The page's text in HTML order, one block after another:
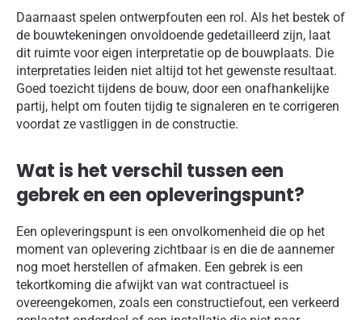
Daarnaast spelen ontwerpfouten een rol. Als het bestek of
de bouwtekeningen onvoldoende gedetailleerd zijn, laat
dit ruimte voor eigen interpretatie op de bouwplaats. Die
interpretaties leiden niet altijd tot het gewenste resultaat.
Goed toezicht tijdens de bouw, door een onafhankelijke
partij, helpt om fouten tijdig te signaleren en te corrigeren
voordat ze vastliggen in de constructie.
Wat is het verschil tussen een
gebrek en een opleveringspunt?
Een opleveringspunt is een onvolkomenheid die op het
moment van oplevering zichtbaar is en die de aannemer
nog moet herstellen of afmaken. Een gebrek is een
tekortkoming die afwijkt van wat contractueel is
overeengekomen, zoals een constructiefout, een verkeerd